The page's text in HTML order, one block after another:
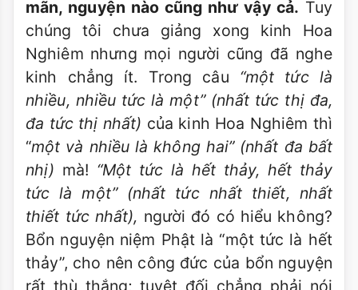
mãn, nguyện nào cũng như vậy cả. Tuy
chúng tôi chưa giảng xong kinh Hoa
Nghiêm nhưng mọi người cũng đã nghe
kinh chẳng ít. Trong câu “một tức là
nhiều, nhiều tức là một” (nhất tức thị đa,
đa tức thị nhất) của kinh Hoa Nghiêm thì
“một và nhiều là không hai” (nhất đa bất
nhị) mà! “Một tức là hết thảy, hết thảy
tức là một” (nhất tức nhất thiết, nhất
thiết tức nhất), người đó có hiểu không?
Bổn nguyện niệm Phật là “một tức là hết
thảy”, cho nên công đức của bổn nguyện
rất thù thắng; tuyệt đối chẳng phải nói